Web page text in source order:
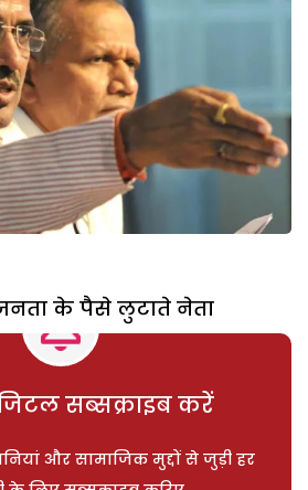
के पैसे लुटाते नेता
सब्सक्राइब करें
और सामाजिक मुद्दों से जुड़ी हर